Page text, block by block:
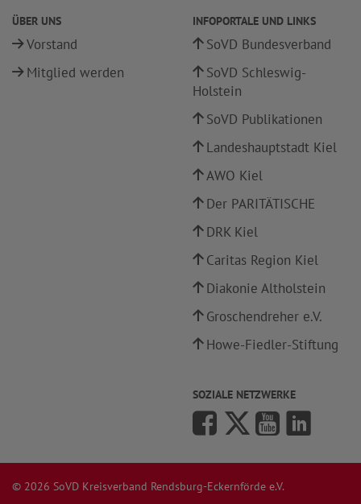
ÜBER UNS
Vorstand
Mitglied werden
INFOPORTALE UND LINKS
SoVD Bundesverband
SoVD Schleswig-
Holstein
SoVD Publikationen
Landeshauptstadt Kiel
AWO Kiel
Der PARITÄTISCHE
DRK Kiel
Caritas Region Kiel
Diakonie Altholstein
Groschendreher e.V.
Howe-Fiedler-Stiftung
SOZIALE NETZWERKE
© 2026 SoVD Kreisverband Rendsburg-Eckernförde e.V.